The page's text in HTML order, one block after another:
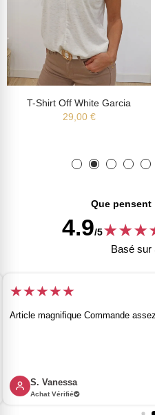
T-Shirt Off White Garcia
29,00 €
Que
4.9/5★★★
Basé sur
★★★★★
Article magnifique Commande
S. Vanessa
Achat Vérifié